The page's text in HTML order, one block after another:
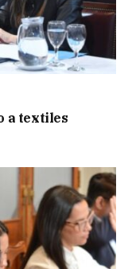
a textiles